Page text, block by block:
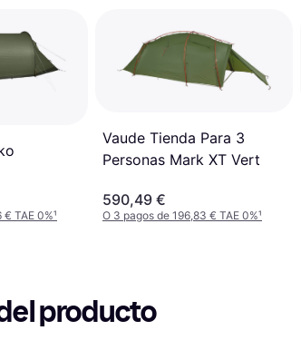
€ TAE 0%¹
Vaude Tienda Para 3
Personas Mark XT Vert
590,49 €
O 3 pagos de 196,83 € TAE 0%¹
producto